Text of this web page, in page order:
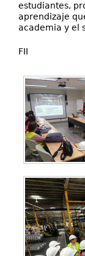
estudiantes,
aprendizaje
academia y el
FII